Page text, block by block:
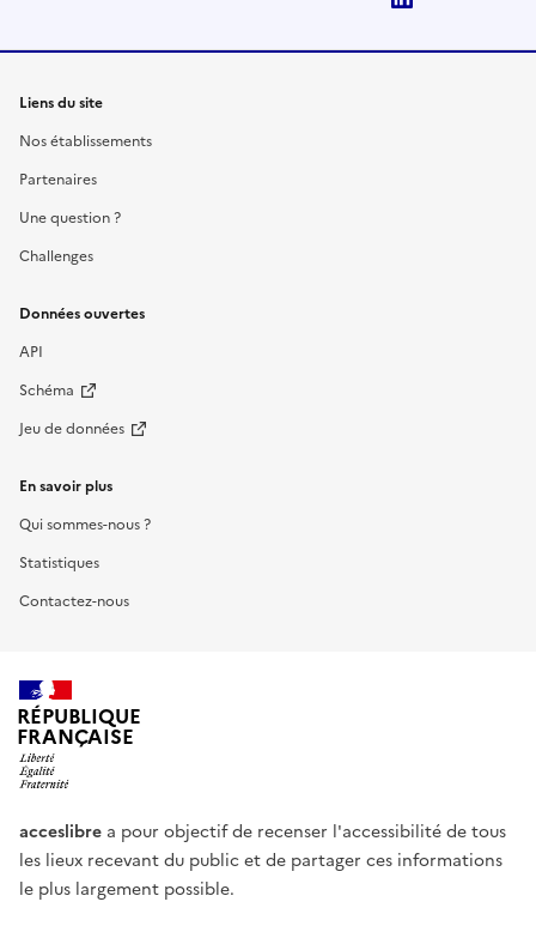
Liens du site
Nos établissements
Partenaires
Une question ?
Challenges
Données ouvertes
API
Schéma
Jeu de données
En savoir plus
Qui sommes-nous ?
Statistiques
Contactez-nous
RÉPUBLIQUE
FRANÇAISE
acceslibre a pour objectif de recenser l'accessibilité de tous
les lieux recevant du public et de partager ces informations
le plus largement possible.